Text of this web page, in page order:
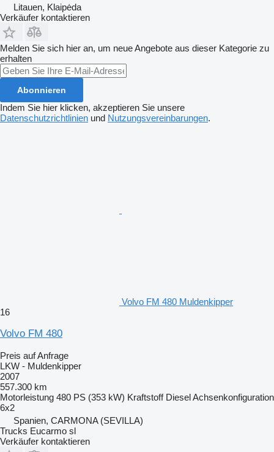
Litauen, Klaipėda
Verkäufer kontaktieren
Melden Sie sich hier an, um neue Angebote aus dieser Kategorie zu
erhalten
Abonnieren
Indem Sie hier klicken, akzeptieren Sie unsere
Datenschutzrichtlinien und Nutzungsvereinbarungen.
Volvo FM 480 Muldenkipper
16
Volvo FM 480
Preis auf Anfrage
LKW - Muldenkipper
2007
557.300 km
Motorleistung 480 PS (353 kW) Kraftstoff DieselAchsenkonfiguration
6x2
Spanien, CARMONA (SEVILLA)
Trucks Eucarmo sl
Verkäufer kontaktieren